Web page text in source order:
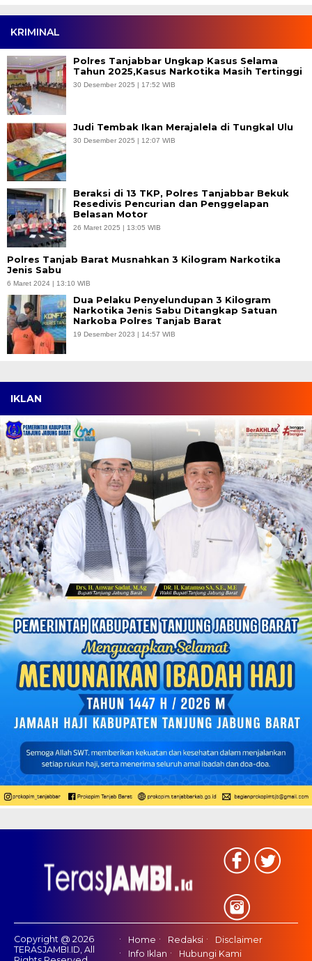
KRIMINAL
Polres Tanjabbar Ungkap Kasus Selama
Tahun 2025,Kasus Narkotika Masih Tertinggi
30 Desember 2025 | 17:52 WIB
Judi Tembak Ikan Merajalela di Tungkal Ulu
30 Desember 2025 | 12:07 WIB
Beraksi di 13 TKP, Polres Tanjabbar Bekuk
Resedivis Pencurian dan Penggelapan
Belasan Motor
26 Maret 2025 | 13:05 WIB
Polres Tanjab Barat Musnahkan 3 Kilogram Narkotika
Jenis Sabu
6 Maret 2024 | 13:10 WIB
Dua Pelaku Penyelundupan 3 Kilogram
Narkotika Jenis Sabu Ditangkap Satuan
Narkoba Polres Tanjab Barat
19 Desember 2023 | 14:57 WIB
IKLAN
Copyright @ 2026
TERASJAMBI.ID, All
Home Redaksi
Disclaimer
Info Iklan
Hubungi Kami